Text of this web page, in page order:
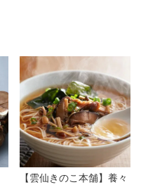
【雲仙きのこ本舗】養々